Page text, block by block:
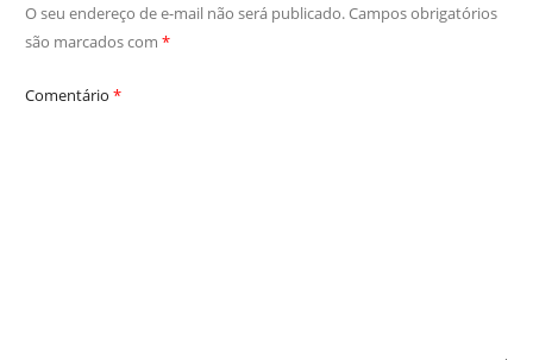
O seu endereço de e-mail não será publicado.Campos obrigatórios
são marcados com *
Comentário *